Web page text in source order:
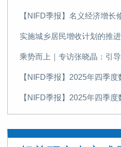
实施城乡居民增收计划的推
【NIFD季报】2025年四季
【NIFD季报】2025年四季